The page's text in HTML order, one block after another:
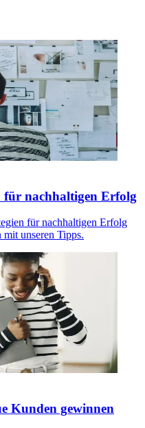
für nachhaltigen Erfolg
für nachhaltigen Erfolg
mit unseren Tipps.
Kunden gewinnen